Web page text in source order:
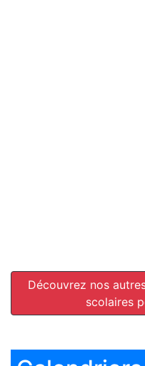
Découvrez nos
scolaires